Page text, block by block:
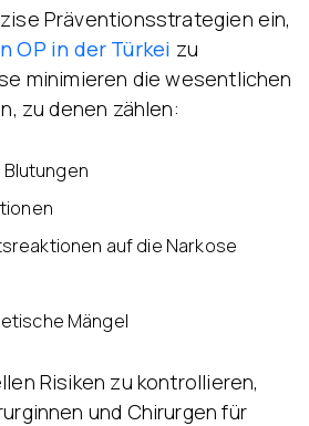
Präventionsstrategien ein,
OP in der Türkei zu
minimieren die wesentlichen
zu denen zählen:
auf die Narkose
Mängel
Risiken zu kontrollieren,
und Chirurgen für